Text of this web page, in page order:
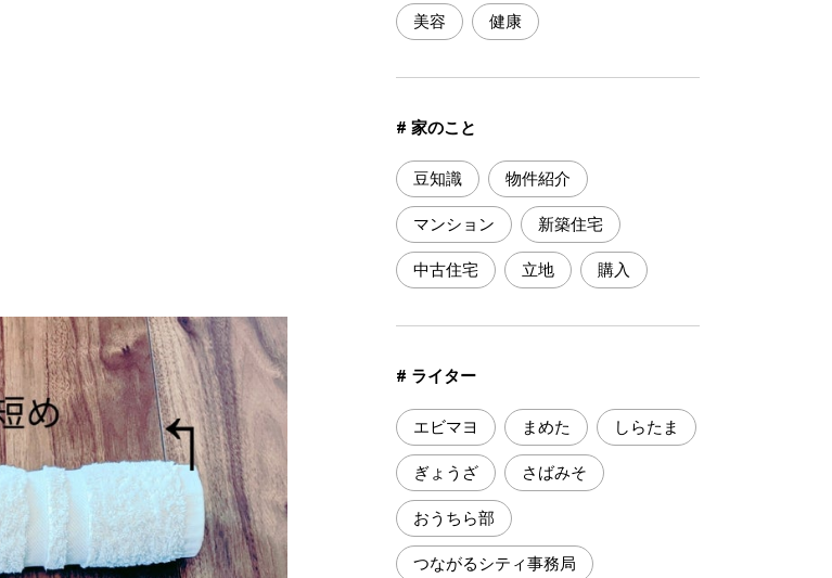
美容 健康
# 家のこと
豆知識 物件紹介
マンション 新築住宅
中古住宅 立地 購入
# ライター
エビマヨ まめた しらたま
ぎょうざ さばみそ
おうちら部
つながるシティ事務局